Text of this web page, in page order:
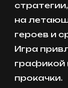
на
героев и
Игра
графикой
прокачки.